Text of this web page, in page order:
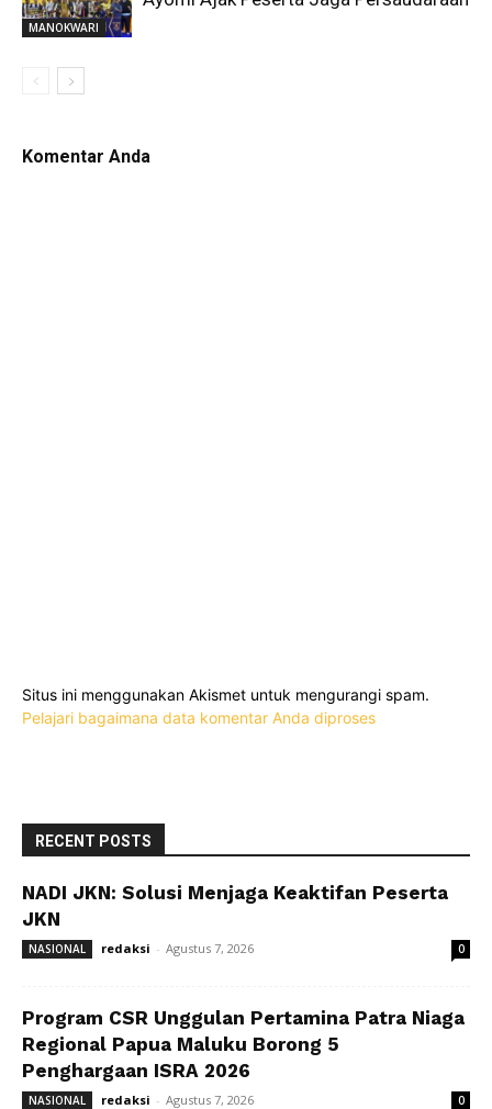
MANOKWARI
Komentar Anda
Situs ini menggunakan Akismet untuk mengurangi spam.
Pelajari bagaimana data komentar Anda diproses
RECENT POSTS
NADI JKN: Solusi Menjaga Keaktifan Peserta
JKN
NASIONAL redaksi - Agustus 7, 2026 0
Program CSR Unggulan Pertamina Patra Niaga
Regional Papua Maluku Borong 5
Penghargaan ISRA 2026
NASIONAL redaksi - Agustus 7, 2026 0